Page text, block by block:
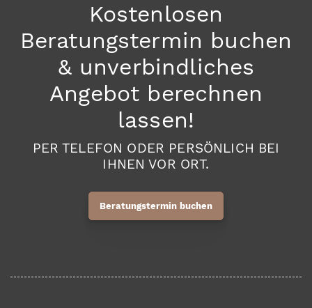
Kostenlosen
Beratungstermin buchen
& unverbindliches
Angebot berechnen
lassen!
PER TELEFON ODER PERSÖNLICH BEI
IHNEN VOR ORT.
Beratungstermin buchen